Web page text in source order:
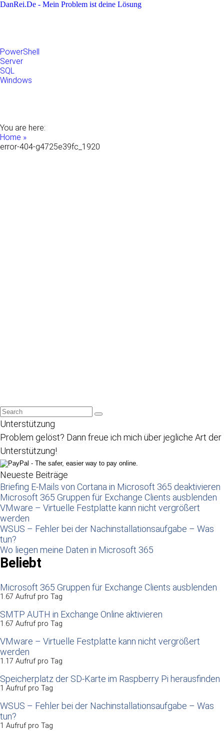
DanRei.De - Mein Problem ist deine Lösung
PowerShell
Server
SQL
Windows
You are here:
Home »
error-404-g4725e39fc_1920
Unterstützung
Problem gelöst? Dann freue ich mich über jegliche Art der
Unterstützung!
Neueste Beiträge
Briefing E-Mails von Cortana in Microsoft 365 deaktivieren
Microsoft 365 Gruppen für Exchange Clients ausblenden
VMware – Virtuelle Festplatte kann nicht vergrößert
werden
WSUS – Fehler bei der Nachinstallationsaufgabe – Was
tun?
Wo liegen meine Daten in Microsoft 365
Beliebt
Microsoft 365 Gruppen für Exchange Clients ausblenden
1.67 Aufruf pro Tag
SMTP AUTH in Exchange Online aktivieren
1.67 Aufruf pro Tag
VMware – Virtuelle Festplatte kann nicht vergrößert
werden
1.17 Aufruf pro Tag
Speicherplatz der SD-Karte im Raspberry Pi herausfinden
1 Aufruf pro Tag
WSUS – Fehler bei der Nachinstallationsaufgabe – Was
tun?
1 Aufruf pro Tag